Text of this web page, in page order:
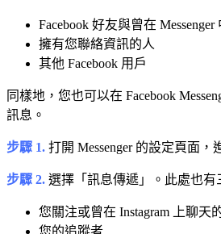
Facebook 好友與曾在 Messenger
擁有您聯絡資訊的人
其他 Facebook 用戶
同樣地，您也可以在 Facebook
訊息。
步驟 1. 打開 Messenger 的設定頁面，
步驟 2. 選擇「訊息傳遞」。此處也有
您關注或曾在 Instagram 上聊天
您的追蹤者